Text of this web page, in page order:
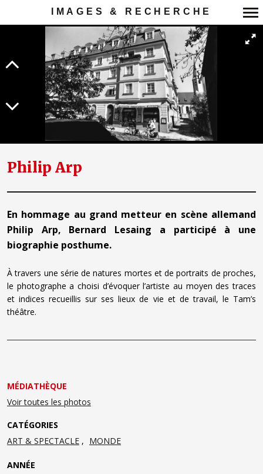
Navigation
principale
IMAGES & RECHERCHE
Philip Arp
En hommage au grand metteur en scène allemand
Philip Arp, Bernard Lesaing a participé à une
biographie posthume.
À travers une série de natures mortes et de portraits de proches,
le photographe a choisi d’évoquer l’artiste au moyen des traces
et indices recueillis sur ses lieux de vie et de travail, le Tam’s
théâtre.
MÉDIATHÈQUE
Voir toutes les photos
CATÉGORIES
ART & SPECTACLE
MONDE
ANNÉE